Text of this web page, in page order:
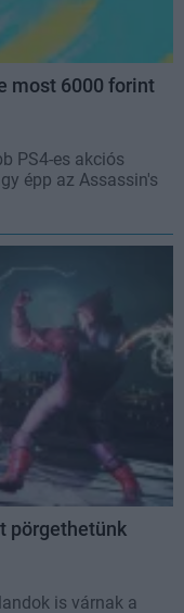
most 6000 forint
PS4-es akciós
épp az Assassin's
pörgethetünk
is várnak a